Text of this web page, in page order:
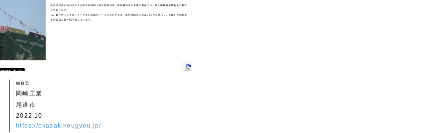
web
岡崎工業
尾道市
2022.10
https://okazakikougyou.jp/